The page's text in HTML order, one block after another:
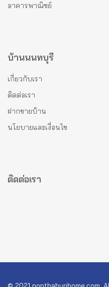
อาคารพาณิชย์
บ้านนนทบุรี
เกี่ยวกับเรา
ติดต่อเรา
ฝากขายบ้าน
นโยบายและเงื่อนไข
ติดต่อเรา